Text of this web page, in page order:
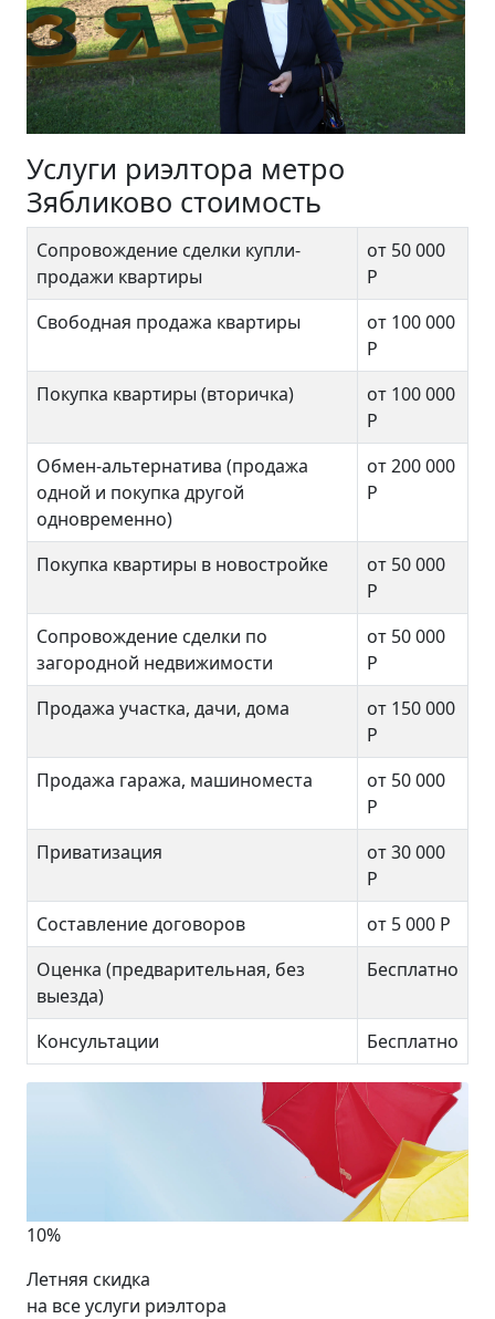
Услуги риэлтора метро
Зябликово стоимость
Сопровождение сделки купли-
продажи квартиры
от 50 000
Р
Свободная продажа квартиры
от 100 000
Р
Покупка квартиры (вторичка)
от 100 000
Р
Обмен-альтернатива (продажа
одной и покупка другой
одновременно)
от 200 000
Р
Покупка квартиры в новостройке
от 50 000
Р
Сопровождение сделки по
загородной недвижимости
от 50 000
Р
Продажа участка, дачи, дома
от 150 000
Р
Продажа гаража, машиноместа
от 50 000
Р
Приватизация
от 30 000
Р
Составление договоров
от 5 000 Р
Оценка (предварительная, без
выезда)
Бесплатно
Консультации Бесплатно
10%
Летняя скидка
на все услуги риэлтора